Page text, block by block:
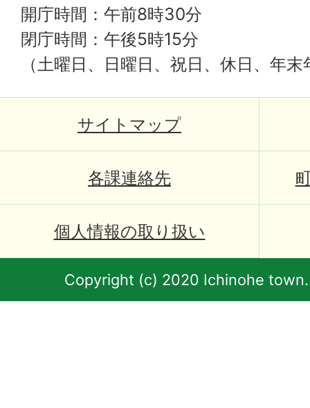
開庁時間：午前8時30分
閉庁時間：午後5時15分
（土曜日、日曜日、祝日、休日、年
サイトマップ
各課連絡先
個人情報の取り扱い
Copyright (c) 2020 Ichinohe